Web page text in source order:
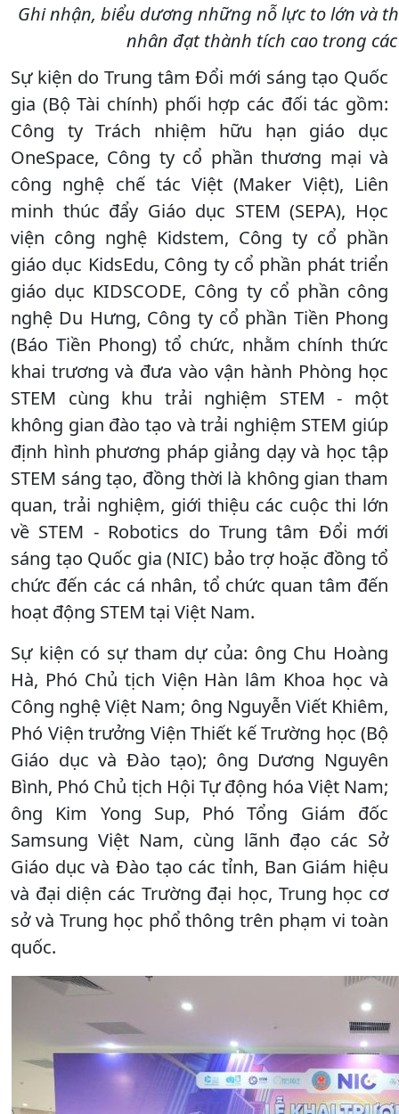
Ghi nhận, biểu dương những nỗ lực to lớn và
nhân đạt thành tích cao trong
Sự kiện do Trung tâm Đổi mới sáng tạo Quốc
gia (Bộ Tài chính) phối hợp các đối tác gồm:
Công ty Trách nhiệm hữu hạn giáo dục
OneSpace, Công ty cổ phần thương mại và
công nghệ chế tác Việt (Maker Việt), Liên
minh thúc đẩy Giáo dục STEM (SEPA), Học
viện công nghệ Kidstem, Công ty cổ phần
giáo dục KidsEdu, Công ty cổ phần phát triển
giáo dục KIDSCODE, Công ty cổ phần công
nghệ Du Hưng, Công ty cổ phần Tiền Phong
(Báo Tiền Phong) tổ chức, nhằm chính thức
khai trương và đưa vào vận hành Phòng học
STEM cùng khu trải nghiệm STEM - một
không gian đào tạo và trải nghiệm STEM giúp
định hình phương pháp giảng dạy và học tập
STEM sáng tạo, đồng thời là không gian tham
quan, trải nghiệm, giới thiệu các cuộc thi lớn
về STEM - Robotics do Trung tâm Đổi mới
sáng tạo Quốc gia (NIC) bảo trợ hoặc đồng tổ
chức đến các cá nhân, tổ chức quan tâm đến
hoạt động STEM tại Việt Nam.
Sự kiện có sự tham dự của: ông Chu Hoàng
Hà, Phó Chủ tịch Viện Hàn lâm Khoa học và
Công nghệ Việt Nam; ông Nguyễn Viết Khiêm,
Phó Viện trưởng Viện Thiết kế Trường học (Bộ
Giáo dục và Đào tạo); ông Dương Nguyên
Bình, Phó Chủ tịch Hội Tự động hóa Việt Nam;
ông Kim Yong Sup, Phó Tổng Giám đốc
Samsung Việt Nam, cùng lãnh đạo các Sở
Giáo dục và Đào tạo các tỉnh, Ban Giám hiệu
và đại diện các Trường đại học, Trung học cơ
sở và Trung học phổ thông trên phạm vi toàn
quốc.